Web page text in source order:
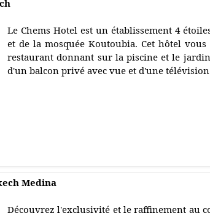
Le Chems Hotel est un établissement 4
et de la mosquée Koutoubia. Cet hôtel
restaurant donnant sur la piscine et le
d'un balcon privé avec vue et d'une
Medina
Découvrez l'exclusivité et le raffinement au